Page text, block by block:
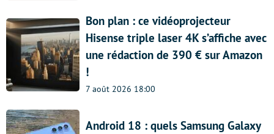
Bon plan : ce vidéoprojecteur
Hisense triple laser 4K s’affiche avec
une rédaction de 390 € sur Amazon
!
7 août 2026 18:00
Android 18 : quels Samsung Galaxy